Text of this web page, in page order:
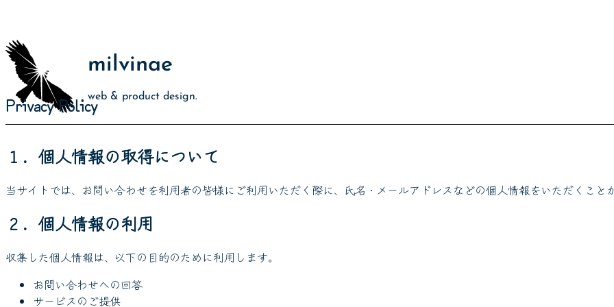
milvinae
web & product design.
Privacy Policy
１．個人情報の取得について
当サイトでは、お問い合わせを利用者の皆様にご利用いただく際に、氏名・メールアドレスなどの個人情報をいただくこと
２．個人情報の利用
収集した個人情報は、以下の目的のために利用します。
お問い合わせへの回答
サービスのご提供